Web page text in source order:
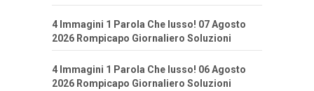
4 Immagini 1 Parola Che lusso! 07 Agosto
2026 Rompicapo Giornaliero Soluzioni
4 Immagini 1 Parola Che lusso! 06 Agosto
2026 Rompicapo Giornaliero Soluzioni